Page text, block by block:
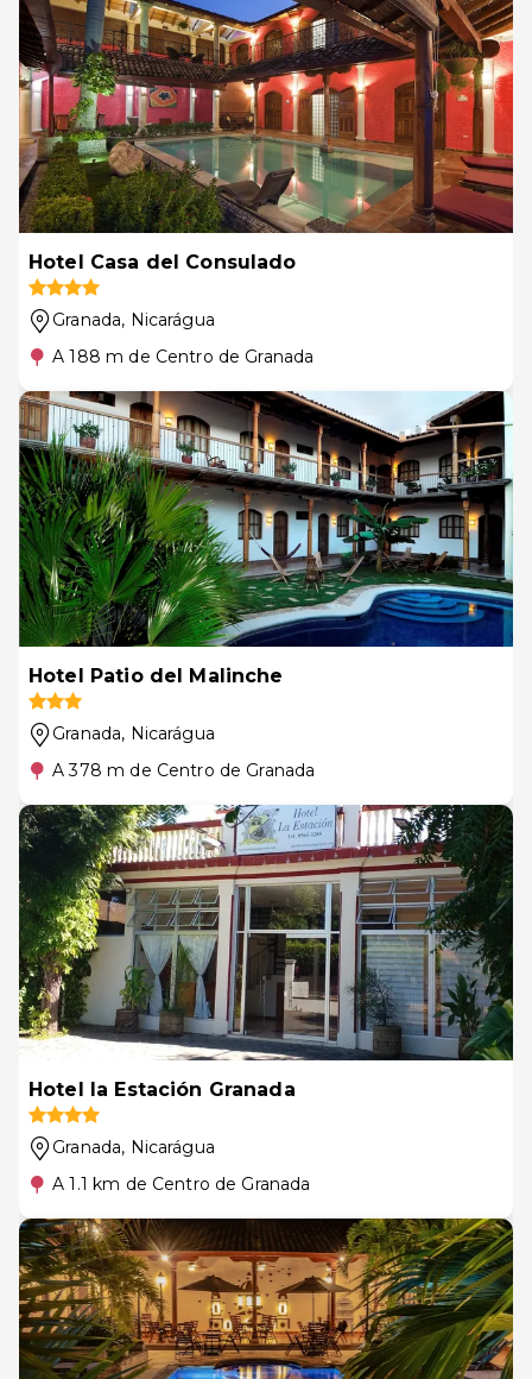
Hotel Casa del Consulado
Granada, Nicarágua
A 188 m de Centro de Granada
Hotel Patio del Malinche
Granada, Nicarágua
A 378 m de Centro de Granada
Hotel la Estación Granada
Granada, Nicarágua
A 1.1 km de Centro de Granada